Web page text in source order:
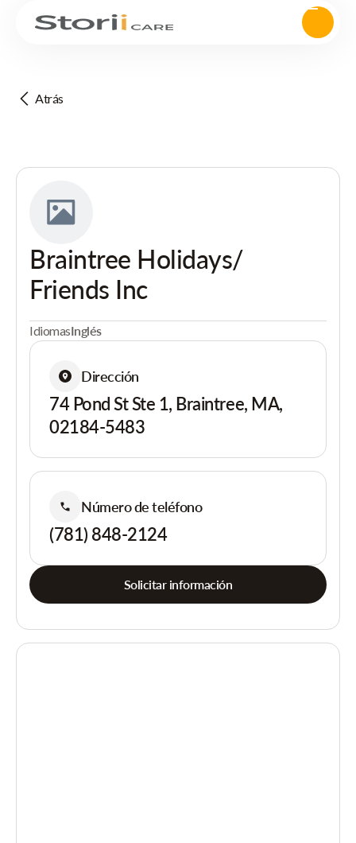
Atrás
Braintree Holidays/
Friends Inc
IdiomasInglés
Dirección
74 Pond St Ste 1, Braintree, MA,
02184-5483
Número de teléfono
(781) 848-2124
Solicitar información